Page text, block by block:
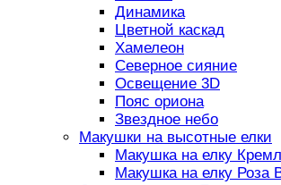
Динамика
Цветной каскад
Хамелеон
Северное сияние
Освещение 3D
Пояс ориона
Звездное небо
Макушки на высотные елки
Макушка на елку
Макушка на елку Роза